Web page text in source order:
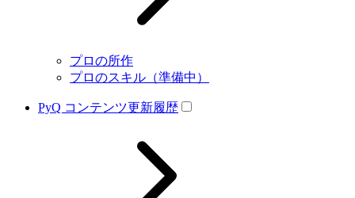
プロの所作
プロのスキル（準備中）
PyQ コンテンツ更新履歴